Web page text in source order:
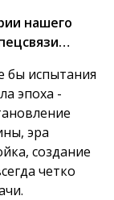
нашего
бы испытания
эпоха -
эра
создание
четко